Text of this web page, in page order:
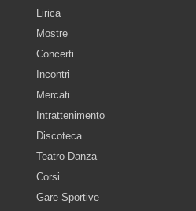
Lirica
Mostre
Concerti
Incontri
Mercati
Intrattenimento
Discoteca
Teatro-Danza
Corsi
Gare-Sportive